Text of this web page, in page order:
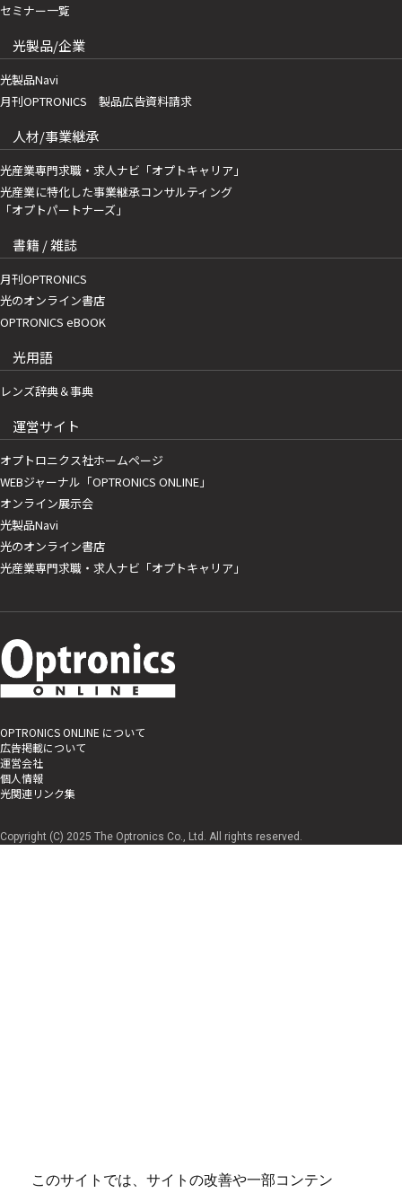
このサイトでは、サイトの改善や一部コンテン
セミナー一覧
光製品/企業
光製品Navi
月刊OPTRONICS 製品広告資料請求
人材/事業継承
光産業専門求職・求人ナビ「オプトキャリア」
光産業に特化した事業継承コンサルティング
「オプトパートナーズ」
書籍 / 雑誌
月刊OPTRONICS
光のオンライン書店
OPTRONICS eBOOK
光用語
レンズ辞典＆事典
運営サイト
オプトロニクス社ホームページ
WEBジャーナル「OPTRONICS ONLINE」
オンライン展示会
光製品Navi
光のオンライン書店
光産業専門求職・求人ナビ「オプトキャリア」
OPTRONICS ONLINE について
広告掲載について
運営会社
個人情報
光関連リンク集
Copyright (C) 2025 The Optronics Co., Ltd. All rights reserved.